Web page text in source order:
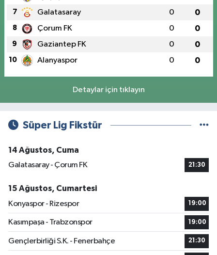
7 Galatasaray 0 0
8 Çorum FK 0 0
9 Gaziantep FK 0 0
10 Alanyaspor 0 0
Detaylar için tıklayın
Süper Lig Fikstür
14 Ağustos, Cuma
Galatasaray - Çorum FK
21:30
15 Ağustos, Cumartesi
Konyaspor - Rizespor
19:00
Kasımpaşa - Trabzonspor 19:00
Gençlerbirliği S.K. - Fenerbahçe 21:30